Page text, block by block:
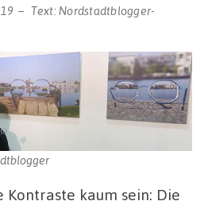
Text: Nordstadtblogger-
kaum sein: Die